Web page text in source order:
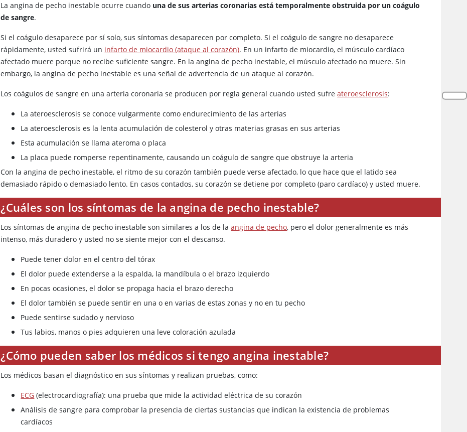
La angina de pecho inestable ocurre cuando una de sus arterias coronarias está temporalmente obstruida por un coágulo
de sangre.
Si el coágulo desaparece por sí solo, sus síntomas desaparecen por completo. Si el coágulo de sangre no desaparece
rápidamente, usted sufrirá un infarto de miocardio (ataque al corazón). En un infarto de miocardio, el músculo cardíaco
afectado muere porque no recibe suficiente sangre. En la angina de pecho inestable, el músculo afectado no muere. Sin
embargo, la angina de pecho inestable es una señal de advertencia de un ataque al corazón.
Los coágulos de sangre en una arteria coronaria se producen por regla general cuando usted sufreateroesclerosis:
La ateroesclerosis se conoce vulgarmente como endurecimiento de las arterias
La ateroesclerosis es la lenta acumulación de colesterol y otras materias grasas en sus arterias
Esta acumulación se llama ateroma o placa
La placa puede romperse repentinamente, causando un coágulo de sangre que obstruye la arteria
Con la angina de pecho inestable, el ritmo de su corazón también puede verse afectado, lo que hace que el latido sea
demasiado rápido o demasiado lento. En casos contados, su corazón se detiene por completo (paro cardíaco) y usted muere.
¿Cuáles son los síntomas de la angina de pecho inestable?
Los síntomas de angina de pecho inestable son similares a los de laangina de pecho, pero el dolor generalmente es más
intenso, más duradero y usted no se siente mejor con el descanso.
Puede tener dolor en el centro del tórax
El dolor puede extenderse a la espalda, la mandíbula o el brazo izquierdo
En pocas ocasiones, el dolor se propaga hacia el brazo derecho
El dolor también se puede sentir en una o en varias de estas zonas y no en tu pecho
Puede sentirse sudado y nervioso
Tus labios, manos o pies adquieren una leve coloración azulada
¿Cómo pueden saber los médicos si tengo angina inestable?
Los médicos basan el diagnóstico en sus síntomas y realizan pruebas, como:
ECG (electrocardiografía): una prueba que mide la actividad eléctrica de su corazón
Análisis de sangre para comprobar la presencia de ciertas sustancias que indican la existencia de problemas
cardíacos